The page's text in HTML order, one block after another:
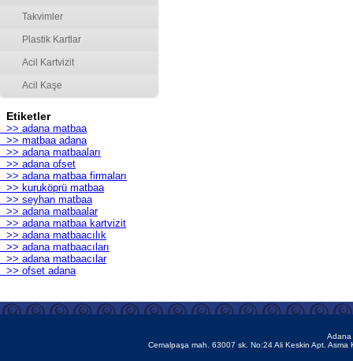
Takvimler
Plastik Kartlar
Acil Kartvizit
Acil Kaşe
Etiketler
>> adana matbaa
>> matbaa adana
>> adana matbaaları
>> adana ofset
>> adana matbaa firmaları
>> kuruköprü matbaa
>> seyhan matbaa
>> adana matbaalar
>> adana matbaa kartvizit
>> adana matbaacılık
>> adana matbaacıları
>> adana matbaacılar
>> ofset adana
Adana
Cemalpaşa mah. 63007 sk. No:24 Ali Keskin Apt.